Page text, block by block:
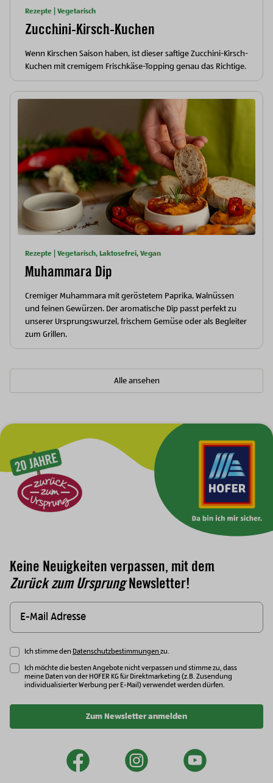
Rezepte | Vegetarisch
Zucchini-Kirsch-Kuchen
Wenn Kirschen Saison haben, ist dieser saftige Zucchini-Kirsch-
Kuchen mit cremigem Frischkäse-Topping genau das Richtige.
Rezepte | Vegetarisch, Laktosefrei, Vegan
Muhammara Dip
Cremiger Muhammara mit geröstetem Paprika, Walnüssen
und feinen Gewürzen. Der aromatische Dip passt perfekt zu
unserer Ursprungswurzel, frischem Gemüse oder als Begleiter
zum Grillen.
Alle ansehen
Zur Hauptnavigation
Keine Neuigkeiten verpassen, mit dem
Zurück zum UrsprungNewsletter!
Ich stimme den Datenschutzbestimmungenzu.
Ich möchte die besten Angebote nicht verpassen und stimme zu, dass
meine Daten von der HOFER KG für Direktmarketing (z.B. Zusendung
individualisierter Werbung per E-Mail) verwendet werden dürfen.
Zum Newsletter anmelden
facebookinstagram